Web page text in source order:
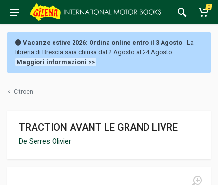
0
Vacanze estive 2026: Ordina online entro il 3 Agosto - La
libreria di Brescia sarà chiusa dal 2 Agosto al 24 Agosto.
Maggiori informazioni >>
< Citroen
TRACTION AVANT LE GRAND LIVRE
De Serres Olivier